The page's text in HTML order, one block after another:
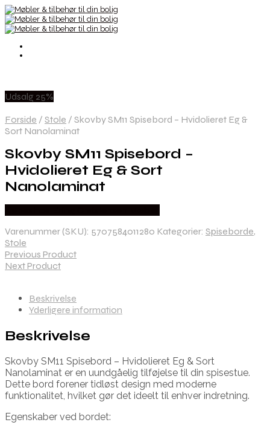
Udsalg 25%
Forside / Stole / Skovby SM11 Spisebord – Hvidolieret Eg &
Sort Nanolaminat
Skovby SM11 Spisebord –
Hvidolieret Eg & Sort
Nanolaminat
Varenummer (SKU): 5707584011280 Kategorier: Spiseborde,
Stole
Previous Product
Next Product
Beskrivelse
Yderligere information
Beskrivelse
Skovby SM11 Spisebord – Hvidolieret Eg & Sort
Nanolaminat er en uundgåelig tilføjelse til din spisestue.
Dette bord forener tidløst design med moderne
funktionalitet, hvilket gør det ideelt til enhver indretning.
Egenskaber ved bordet: